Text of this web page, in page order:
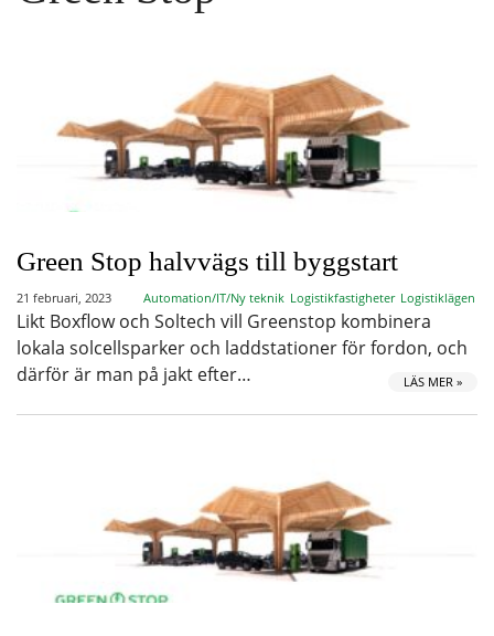
Green Stop halvvägs till byggstart
21 februari, 2023 Automation/IT/Ny teknik Logistikfastigheter Logistiklägen
Likt Boxflow och Soltech vill Greenstop kombinera
lokala solcellsparker och laddstationer för fordon, och
därför är man på jakt efter…
LÄS MER »